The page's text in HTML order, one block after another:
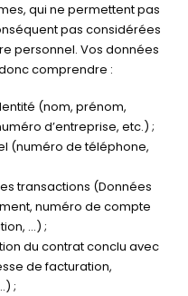
qui ne permettent pas
pas considérées
personnel. Vos données
comprendre :
(nom, prénom,
d’entreprise, etc.) ;
(numéro de téléphone,
transactions (Données
numéro de compte
…) ;
du contrat conclu avec
de facturation,
;